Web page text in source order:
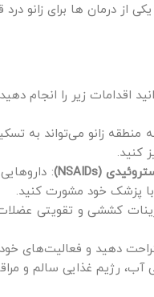
یکی از درمان ها برای زانو
اقدامات زیر را انجام
منطقه زانو می‌تواند به
کنید.
(
NSAIDs
)
:
با پزشک خود مشورت کنید.
کششی و تقویتی
دهید و فعالیت‌های
آب، رژیم غذایی سالم و